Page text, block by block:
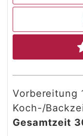
Vorbereitung
Koch-/
Gesamtzeit